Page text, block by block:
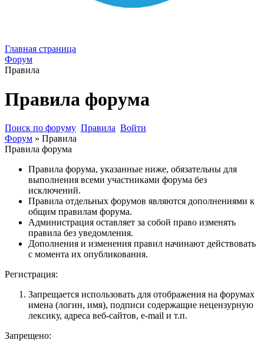
Главная страница
Форум
Правила
Правила форума
Поиск по форуму Правила Войти
Форум » Правила
Правила форума
Правила форума, указанные ниже, обязательны для
выполнения всеми участниками форума без
исключений.
Правила отдельных форумов являются дополнениями к
общим правилам форума.
Администрация оставляет за собой право изменять
правила без уведомления.
Дополнения и изменения правил начинают действовать
с момента их опубликования.
Регистрация:
Запрещается использовать для отображения на форумах
имена (логин, имя), подписи содержащие нецензурную
лексику, адреса веб-сайтов, e-mail и т.п.
Запрещено: